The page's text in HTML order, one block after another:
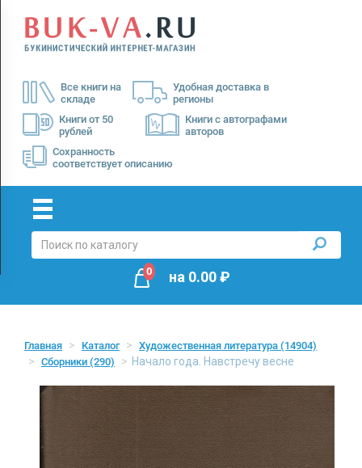
Все книги на
складе
Удобная доставка в
регионы
Книги от 50
рублей
Книги с автографами
авторов
Сохранность
соответствует описанию
Menu
Доставка
Оплата
0 на 0.00₽
Главная Каталог Художественная литература (14904)
Сборники (290) Начало года. Навстречу весне